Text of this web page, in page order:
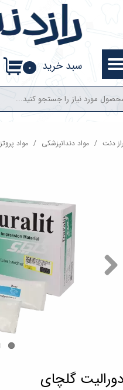
۰ سبد خرید
حساب کاربری من
تغییر گذر واژه
سفارشات
خروج از حساب کاربری
دنت مواد دندانپزشکی مواد پروتز
گلچای